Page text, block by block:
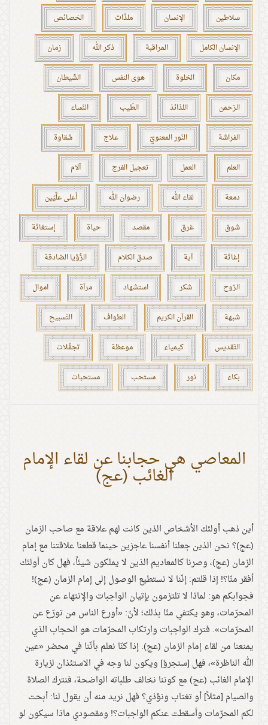
سلاطين الإنسان ملذّات الخصائص
الإنسان الكامل المراقبة ذكر الله زمان
مكان الخلوة هوى النفس الشّيطان
الرّحمن اللذائذ الطّيب النّساء
الفراشة النّور المعنويّ علاج شقاوة
العلم العمل تعجيل الفرج آلام
دمعة لقاء الله رضوان الله أعلى علِّيّين
شوق غرق مقصد حياة إستغاثة
إغاثة آية صدق الكلام الرُّؤيا الصّادقة
الرّوح شكر استشهاد مرآة اموال
شبهة القرآن الكريم الطواف التّسبيح
التّقديس كيمياء موعظة تجمُّلات
بكاء نور مستحب مستحبات
المعاصي هي حجابنا عن لقاء الإمام
الغائب (عج)
أين ذهب أولئك الأشخاص الذين كانت لهم علاقة مع صاحب الزمان
(عج)؟ نحن الذين جعلنا أنفسنا عاجزين حينما قطعنا علاقتنا مع إمام
الزمان (عج)، وصرنا كالمعاديم الذين لا يملكون شيئاً، فهل كان أولئك
أفقر منّا؟! إذا قلتم: إنّنا لا نستطيع الوصول إلى إمام الزمان (عج)!
فجوابكم هو: لماذا لا تلتزمون بإتيان الواجبات والإنتهاء عن
المحرّمات، وهو يكتفي منّا بذلك؛ لأنّ: «أورع الناس من تورّع عن
المحرّمات». فترك الواجبات وارتكاب المحرّمات هو الحجاب الذي
يمنعنا من لقاء إمام الزمان (عج). إذا كنّا نعلم بأنّنا في محضر «عين
الله الناظرة»، فهل [سنجرؤ] ويكون لنا وجه في الاستئذان لزيارة
الإمام الغائب (عج) مع كوننا نخالف طلباته الواضحة، فنترك الصلاة
والصيام [مثلاً] أو تغتاب ونؤذي؟ فهل نريد منه أن يقول لنا: أبحت
لكم المحرّمات وأسقطت عنكم الواجبات؟! ومقصودي ماذا سيكون لو